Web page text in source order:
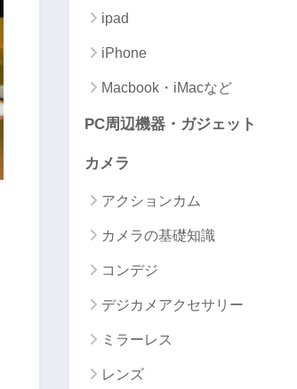
ipad
iPhone
Macbook・iMacなど
PC周辺機器・ガジェット
カメラ
アクションカム
カメラの基礎知識
コンデジ
デジカメアクセサリー
ミラーレス
レンズ